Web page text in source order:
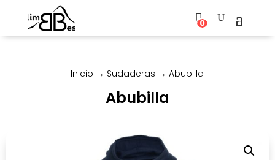
0
Inicio → Sudaderas → Abubilla
Abubilla